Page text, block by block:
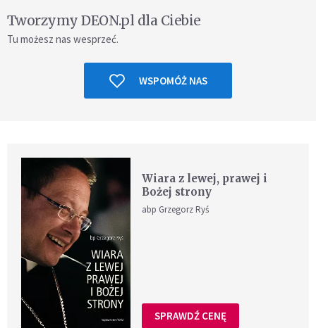
Tworzymy DEON.pl dla Ciebie
Tu możesz nas wesprzeć.
WSPOMÓŻ NAS
Wiara z lewej, prawej i
Bożej strony
abp Grzegorz Ryś
SPRAWDŹ CENĘ